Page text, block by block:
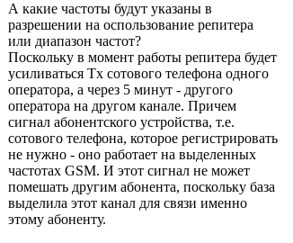
А какие частоты будут указаны в
разрешении на оспользование репитера
или диапазон частот?
Поскольку в момент работы репитера будет
усиливаться Tx сотового телефона одного
оператора, а через 5 минут - другого
оператора на другом канале. Причем
сигнал абонентского устройства, т.е.
сотового телефона, которое регистрировать
не нужно - оно работает на выделенных
частотах GSM. И этот сигнал не может
помешать другим абонента, поскольку база
выделила этот канал для связи именно
этому абоненту.